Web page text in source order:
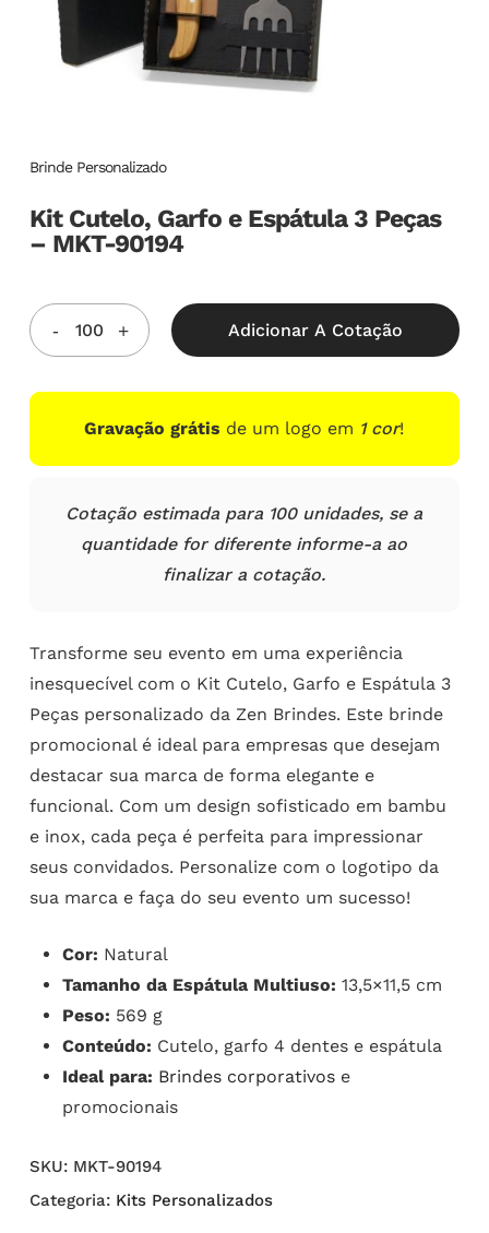
Brinde Personalizado
Kit Cutelo, Garfo e Espátula 3 Peças
– MKT-90194
Adicionar A Cotação
Gravação grátis de um logo em 1 cor!
Cotação estimada para 100 unidades, se a
quantidade for diferente informe-a ao
finalizar a cotação.
Transforme seu evento em uma experiência
inesquecível com o Kit Cutelo, Garfo e Espátula 3
Peças personalizado da Zen Brindes. Este brinde
promocional é ideal para empresas que desejam
destacar sua marca de forma elegante e
funcional. Com um design sofisticado em bambu
e inox, cada peça é perfeita para impressionar
seus convidados. Personalize com o logotipo da
sua marca e faça do seu evento um sucesso!
Cor: Natural
Tamanho da Espátula Multiuso: 13,5×11,5 cm
Peso: 569 g
Conteúdo: Cutelo, garfo 4 dentes e espátula
Ideal para: Brindes corporativose
promocionais
SKU: MKT-90194
Categoria: Kits Personalizados